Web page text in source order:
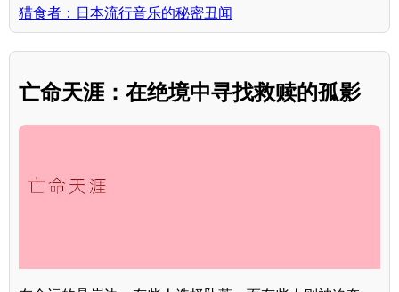
猎食者：日本流行音乐的秘密丑闻
亡命天涯：在绝境中寻找救赎的孤影